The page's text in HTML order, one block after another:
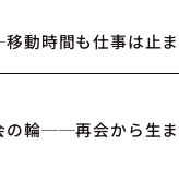
動時間も仕事は止
の輪──再会から生